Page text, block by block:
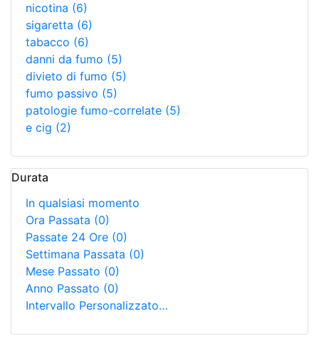
nicotina (6)
sigaretta (6)
tabacco (6)
danni da fumo (5)
divieto di fumo (5)
fumo passivo (5)
patologie fumo-correlate (5)
e cig (2)
Durata
In qualsiasi momento
Ora Passata (0)
Passate 24 Ore (0)
Settimana Passata (0)
Mese Passato (0)
Anno Passato (0)
Intervallo Personalizzato…